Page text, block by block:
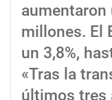
aumentaron
millones. El
un 3,8%,
«Tras la
últimos tres